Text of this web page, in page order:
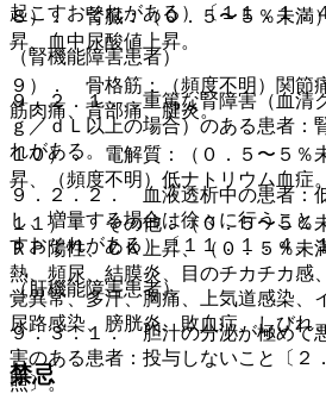
起こすおそれがある）〔１１．１．
（腎機能障害患者）
９．２．１． 重篤な腎障害（血清
ｇ／ｄＬ以上の場合）のある患者：
れがある。
９．２．２． 血液透析中の患者：
し、増量する場合は徐々に行うこと
すおそれがある）〔１１．１．４、
（肝機能障害患者）
９．３．１． 胆汁の分泌が極めて
害のある患者：投与しないこと〔２
照〕。
８）． 腎臓：（０．５〜５％未満
昇、血中尿酸値上昇。
９）． 骨格筋：（頻度不明）関節
筋肉痛、背部痛、腱炎。
１０）． 電解質：（０．５〜５％
昇、（頻度不明）低ナトリウム血症。
１１）． その他：（０．５〜５％
ＲＰ陽性、ＣＫ上昇、（０．５％未
熱、頻尿、結膜炎、目のチカチカ感
覚異常、多汗、胸痛、上気道感染、
尿路感染、膀胱炎、敗血症、しびれ
禁忌